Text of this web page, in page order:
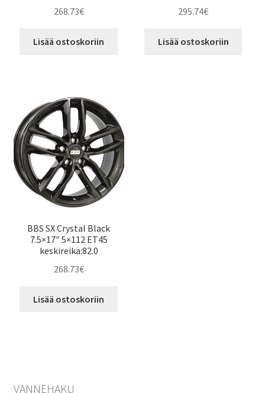
268.73€
Lisää ostoskoriin
295.74€
Lisää ostoskoriin
BBS SX Crystal Black
7.5×17″ 5×112 ET45
keskireikä:82.0
268.73€
Lisää ostoskoriin
VANNEHAKU